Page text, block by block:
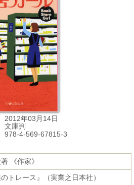
2012年03月14日
文庫判
978-4-569-67815-3
《作家》
のトレース』（実業之日本社）